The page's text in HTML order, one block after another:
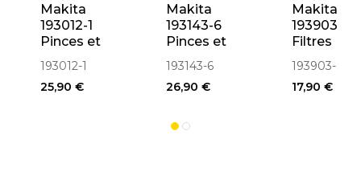
Makita
193012-1
Pinces et
écrou de
serrage
ø6mm
193012-1
25,90 €
Makita
193143-6
Pinces et
écrou de
serrage ø1/4
GD0800,
GD0801,
193143-6
26,90 €
Makita
193903-6
Filtres
Pour
Meuleuse
193903-6
17,90 €